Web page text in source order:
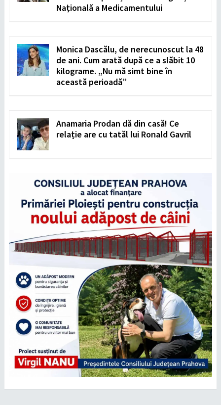
Națională a Medicamentului
Monica Dascălu, de nerecunoscut la 48
de ani. Cum arată după ce a slăbit 10
kilograme. „Nu mă simt bine în
această perioadă”
Anamaria Prodan dă din casă! Ce
relație are cu tatăl lui Ronald Gavril